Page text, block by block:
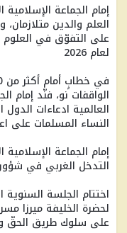
إمام الجماعة
العلم والدين
على التفوّق في العلوم
لعام 2026
الواقفات نو، فنّد إمام
العالمية ادعاءات
النساء المسلمات على
إمام الجماعة الإسلامية
التدخل الغربي في
لحضرة الخليفة ميرزا
على سلوك طريق الحقّ